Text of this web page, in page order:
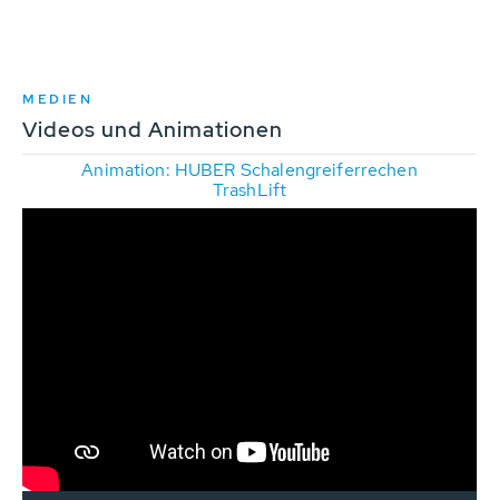
MEDIEN
Videos und Animationen
Animation: HUBER Schalengreiferrechen
TrashLift